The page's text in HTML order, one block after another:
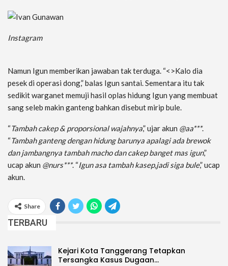
Instagram
Namun Igun memberikan jawaban tak terduga. “<>Kalo dia
pesek di operasi dong,” balas Igun santai. Sementara itu tak
sedikit warganet memuji hasil oplas hidung Igun yang membuat
sang seleb makin ganteng bahkan disebut mirip bule.
“Tambah cakep & proporsional wajahnya,” ujar akun @aa***.
“Tambah ganteng dengan hidung barunya apalagi ada brewok
dan jambangnya tambah macho dan cakep banget mas igun,”
ucap akun @nurs***. “Igun asa tambah kasep,jadi siga bule,” ucap
akun.
Share
TERBARU
Kejari Kota Tanggerang Tetapkan
Tersangka Kasus Dugaan…